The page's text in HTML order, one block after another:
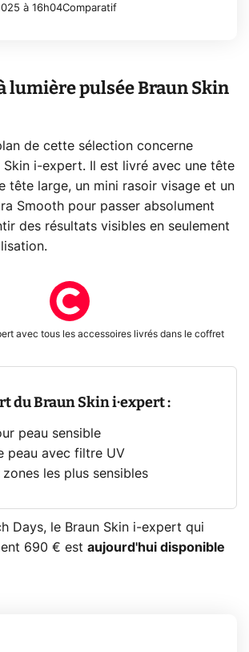
à 16h04Comparatif
lumière pulsée Braun Skin
de cette sélection concerne
Skin i-expert. Il est livré avec une tête
tête large, un mini rasoir visage et un
Smooth pour passer absolument
des résultats visibles en seulement
avec tous les accessoires livrés dans le coffret
du Braun Skin i·expert :
peau sensible
peau avec filtre UV
les plus sensibles
Days, le Braun Skin i-expert qui
690 € est aujourd'hui disponible